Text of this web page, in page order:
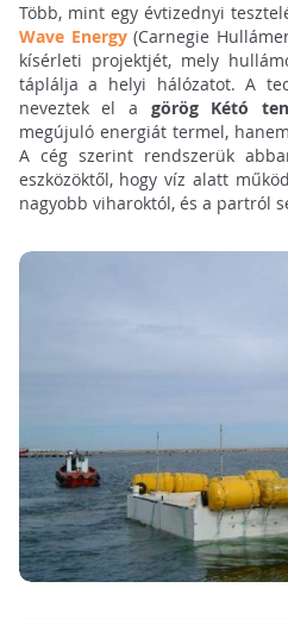
Több, mint egy évtizednyi
Wave Energy (Carnegie
kísérleti projektjét, mely
táplálja a helyi hálózatot. A
neveztek el a görög Kétó
megújuló energiát termel,
A cég szerint rendszerük
eszközöktől, hogy víz alatt
nagyobb viharoktól, és a partról